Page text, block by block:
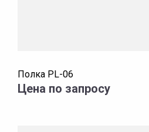
Полка PL-06
Цена по запросу